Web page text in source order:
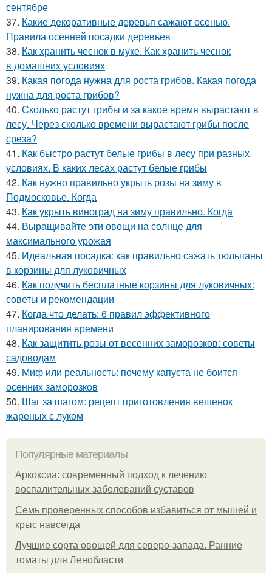
сентябре
37. Какие декоративные деревья сажают осенью.
Правила осенней посадки деревьев
38. Как хранить чеснок в муке. Как хранить чеснок
в домашних условиях
39. Какая погода нужна для роста грибов. Какая погода
нужна для роста грибов?
40. Сколько растут грибы и за какое время вырастают в
лесу. Через сколько времени вырастают грибы после
среза?
41. Как быстро растут белые грибы в лесу при разных
условиях. В каких лесах растут белые грибы
42. Как нужно правильно укрыть розы на зиму в
Подмосковье. Когда
43. Как укрыть виноград на зиму правильно. Когда
44. Выращивайте эти овощи на солнце для
максимального урожая
45. Идеальная посадка: как правильно сажать тюльпаны
в корзины для луковичных
46. Как получить бесплатные корзины для луковичных:
советы и рекомендации
47. Когда что делать: 6 правил эффективного
планирования времени
48. Как защитить розы от весенних заморозков: советы
садоводам
49. Миф или реальность: почему капуста не боится
осенних заморозков
50. Шаг за шагом: рецепт приготовления вешенок
жареных с луком
Популярные материалы
Аркоксиа: современный подход к лечению
воспалительных заболеваний суставов
Семь проверенных способов избавиться от мышей и
крыс навсегда
Лучшие сорта овощей для северо-запада. Ранние
томаты для Ленобласти